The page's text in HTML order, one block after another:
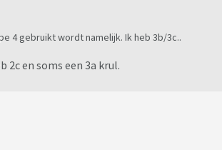
4 gebruikt wordt namelijk. Ik heb 3b/3c..
2c en soms een 3a krul.